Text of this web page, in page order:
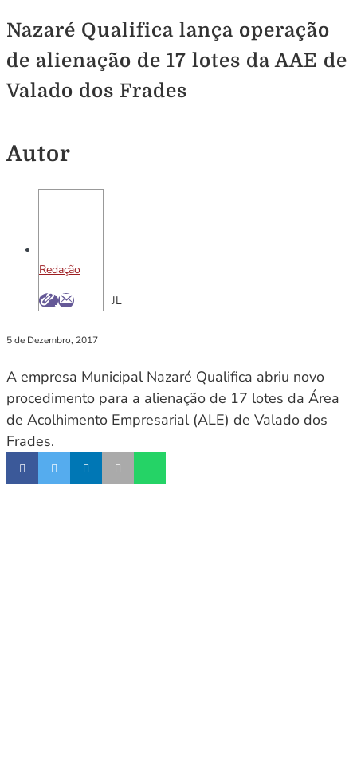
Nazaré Qualifica lança operação
de alienação de 17 lotes da AAE de
Valado dos Frades
Autor
Redação
JL
5 de Dezembro, 2017
A empresa Municipal Nazaré Qualifica abriu novo
procedimento para a alienação de 17 lotes da Área
de Acolhimento Empresarial (ALE) de Valado dos
Frades.